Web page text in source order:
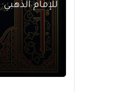
للإمام الذهبي